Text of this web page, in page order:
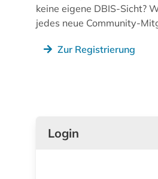
keine eigene DBIS-Sicht?
jedes neue Community-
Zur Registrierung
Login